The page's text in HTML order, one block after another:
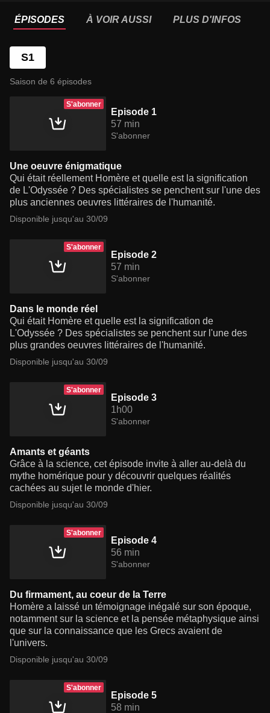
ÉPISODES À VOIR AUSSI PLUS D'INFOS
S1
Saison de 6 épisodes
S'abonner
Episode 1
57 min
S'abonner
Une oeuvre énigmatique
Qui était réellement Homère et quelle est la signification
de L'Odyssée ? Des spécialistes se penchent sur l'une des
plus anciennes oeuvres littéraires de l'humanité.
Disponible jusqu'au 30/09
S'abonner
Episode 2
57 min
S'abonner
Dans le monde réel
Qui était Homère et quelle est la signification de
L'Odyssée ? Des spécialistes se penchent sur l'une des
plus grandes oeuvres littéraires de l'humanité.
Disponible jusqu'au 30/09
S'abonner
Episode 3
1h00
S'abonner
Amants et géants
Grâce à la science, cet épisode invite à aller au-delà du
mythe homérique pour y découvrir quelques réalités
cachées au sujet le monde d'hier.
Disponible jusqu'au 30/09
S'abonner
Episode 4
56 min
S'abonner
Du firmament, au coeur de la Terre
Homère a laissé un témoignage inégalé sur son époque,
notamment sur la science et la pensée métaphysique ainsi
que sur la connaissance que les Grecs avaient de
l'univers.
Disponible jusqu'au 30/09
S'abonner
Episode 5
58 min